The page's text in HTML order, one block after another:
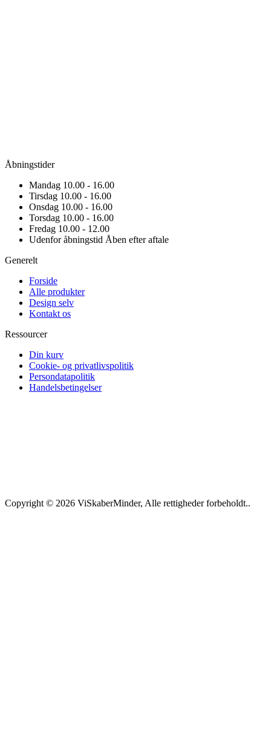
Åbningstider
Mandag 10.00 - 16.00
Tirsdag 10.00 - 16.00
Onsdag 10.00 - 16.00
Torsdag 10.00 - 16.00
Fredag 10.00 - 12.00
Udenfor åbningstid Åben efter aftale
Generelt
Forside
Alle produkter
Design selv
Kontakt os
Ressourcer
Din kurv
Cookie- og privatlivspolitik
Persondatapolitik
Handelsbetingelser
Copyright © 2026 ViSkaberMinder, Alle rettigheder forbeholdt..